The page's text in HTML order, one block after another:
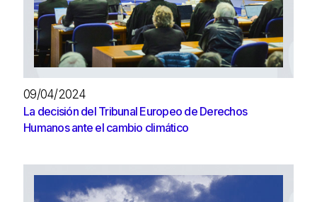
09/04/2024
La decisión del Tribunal Europeo de Derechos
Humanos ante el cambio climático